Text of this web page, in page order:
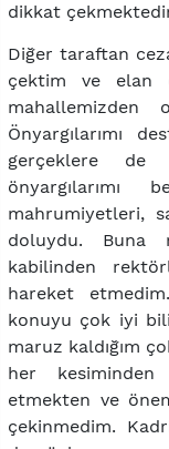
dikkat
Diğer taraftan
çektim ve elan
mahallemizden
Önyargılarımı
gerçeklere de
önyargılarımı
mahrumiyetleri,
doluydu. Buna
kabilinden
hareket
konuyu çok iyi
maruz kaldığım
her kesiminden
etmekten ve
çekinmedim.